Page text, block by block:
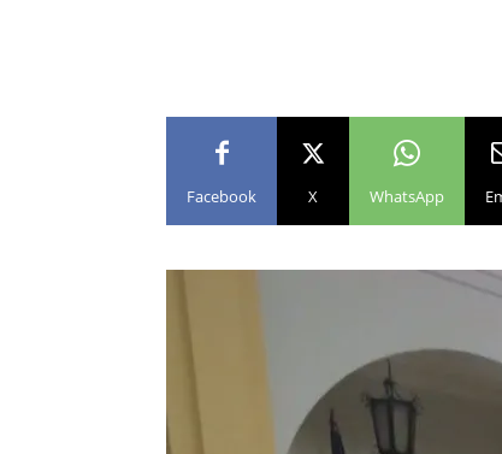
Facebook X WhatsApp